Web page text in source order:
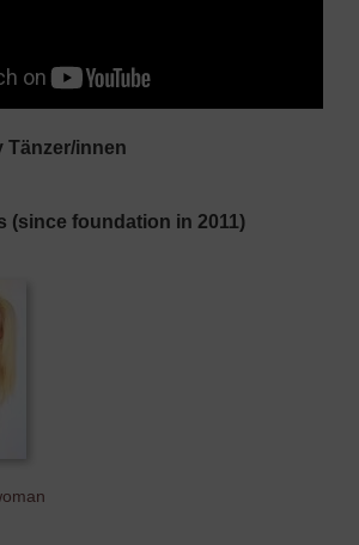
Tänzer/innen
(since foundation in 2011)